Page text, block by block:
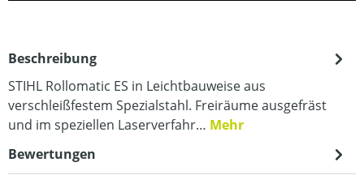
Beschreibung
STIHL Rollomatic ES in Leichtbauweise aus
verschleißfestem Spezialstahl. Freiräume ausgefräst
und im speziellen Laserverfahr… Mehr
Bewertungen